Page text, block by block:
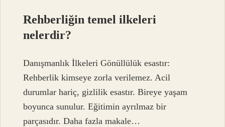
Rehberliğin temel ilkeleri
nelerdir?
Danışmanlık İlkeleri Gönüllülük esastır:
Rehberlik kimseye zorla verilemez. Acil
durumlar hariç, gizlilik esastır. Bireye yaşam
boyunca sunulur. Eğitimin ayrılmaz bir
parçasıdır. Daha fazla makale…